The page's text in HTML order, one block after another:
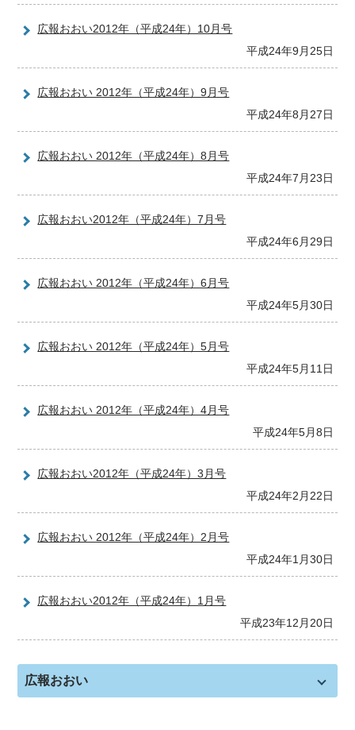
広報おおい2012年（平成24年）10月号
平成24年9月25日
広報おおい 2012年（平成24年）9月号
平成24年8月27日
広報おおい 2012年（平成24年）8月号
平成24年7月23日
広報おおい2012年（平成24年）7月号
平成24年6月29日
広報おおい 2012年（平成24年）6月号
平成24年5月30日
広報おおい 2012年（平成24年）5月号
平成24年5月11日
広報おおい 2012年（平成24年）4月号
平成24年5月8日
広報おおい2012年（平成24年）3月号
平成24年2月22日
広報おおい 2012年（平成24年）2月号
平成24年1月30日
広報おおい2012年（平成24年）1月号
平成23年12月20日
広報おおい